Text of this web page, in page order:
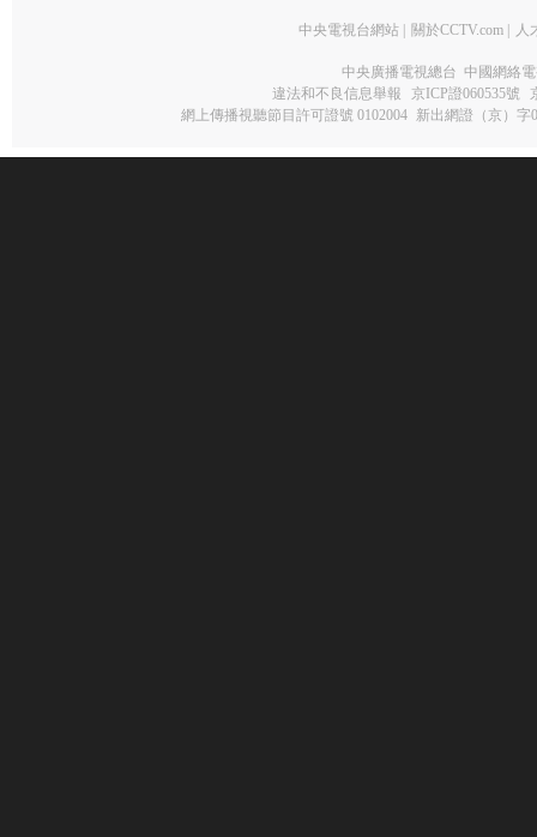
中央電視台網站 關於CCTV.com 人
中央廣播電視總台 中國網絡
違法和不良信息舉報
京ICP證060535號
網上傳播視聽節目許可證號 0102004 新出網證（京）